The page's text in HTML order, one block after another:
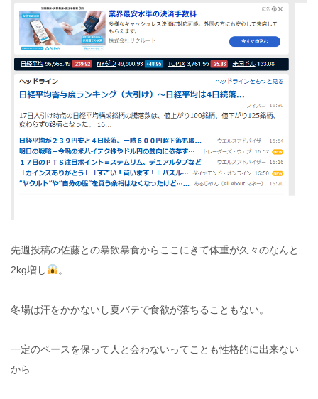
先週投稿の佐藤との暴飲暴食からここにきて体重が久々のなんと
2kg増し
。
冬場は汗をかかないし夏バテで食欲が落ちることもない。
一定のペースを保って人と会わないってことも性格的に出来ない
から